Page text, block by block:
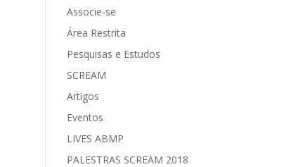
Associe-se
Área Restrita
Pesquisas e Estudos
SCREAM
Artigos
Eventos
LIVES ABMP
PALESTRAS SCREAM 2018